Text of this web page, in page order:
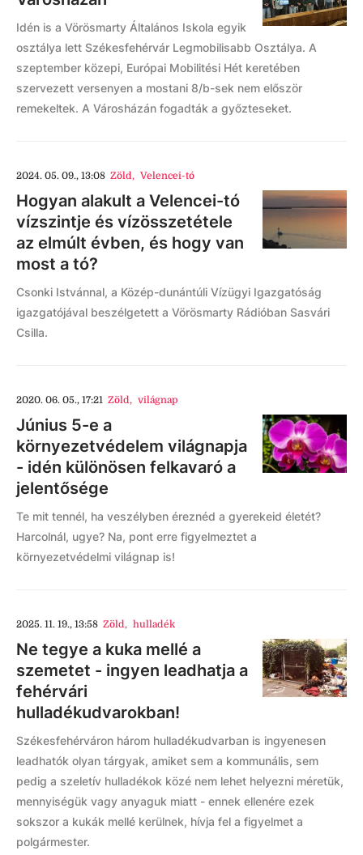
Idén is a Vörösmarty Általános Iskola egyik
osztálya lett Székesfehérvár Legmobilisabb Osztálya. A
szeptember közepi, Európai Mobilitési Hét keretében
szervezett versenyen a mostani 8/b-sek nem először
remekeltek. A Városházán fogadták a győzteseket.
2024. 05. 09., 13:08 Zöld, Velencei-tó
Hogyan alakult a Velencei-tó
vízszintje és vízösszetétele
az elmúlt évben, és hogy van
most a tó?
Csonki Istvánnal, a Közép-dunántúli Vízügyi Igazgatóság
igazgatójával beszélgetett a Vörösmarty Rádióban Sasvári
Csilla.
2020. 06. 05., 17:21 Zöld, világnap
Június 5-e a
környezetvédelem világnapja
- idén különösen felkavaró a
jelentősége
Te mit tennél, ha veszélyben éreznéd a gyerekeid életét?
Harcolnál, ugye? Na, pont erre figyelmeztet a
környezetvédelmi világnap is!
2025. 11. 19., 13:58 Zöld, hulladék
Ne tegye a kuka mellé a
szemetet - ingyen leadhatja a
fehérvári
hulladékudvarokban!
Székesfehérváron három hulladékudvarban is ingyenesen
leadhatók olyan tárgyak, amiket sem a kommunális, sem
pedig a szeletív hulladékok közé nem lehet helyezni méretük,
mennyiségük vagy anyaguk miatt - ennek ellenére ezek
sokszor a kukák mellé kerülnek, hívja fel a figyelmet a
polgármester.